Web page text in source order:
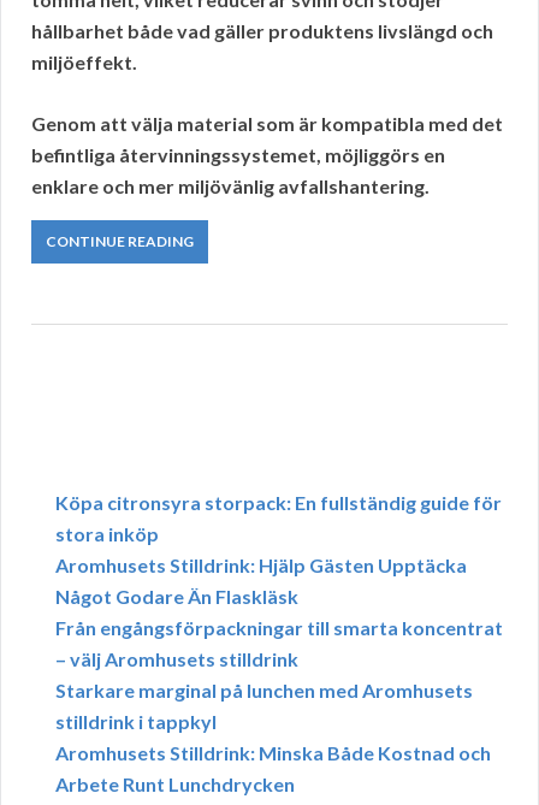
hållbarhet både vad gäller produktens livslängd och
miljöeffekt.
Genom att välja material som är kompatibla med det
befintliga återvinningssystemet, möjliggörs en
enklare och mer miljövänlig avfallshantering.
CONTINUE READING
Köpa citronsyra storpack: En fullständig guide för
stora inköp
Aromhusets Stilldrink: Hjälp Gästen Upptäcka
Något Godare Än Flaskläsk
Från engångsförpackningar till smarta koncentrat
– välj Aromhusets stilldrink
Starkare marginal på lunchen med Aromhusets
stilldrink i tappkyl
Aromhusets Stilldrink: Minska Både Kostnad och
Arbete Runt Lunchdrycken